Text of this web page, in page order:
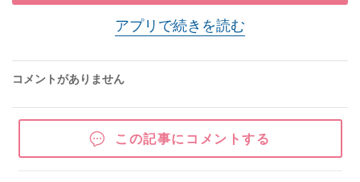
アプリで続きを読む
コメントがありません
この記事にコメントする